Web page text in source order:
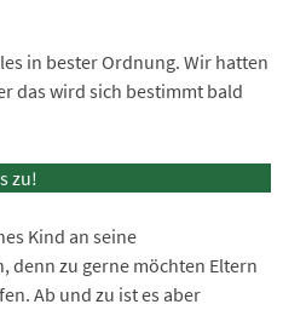
in bester Ordnung. Wir hatten
das wird sich bestimmt bald
zu!
Kind an seine
denn zu gerne möchten Eltern
Ab und zu ist es aber